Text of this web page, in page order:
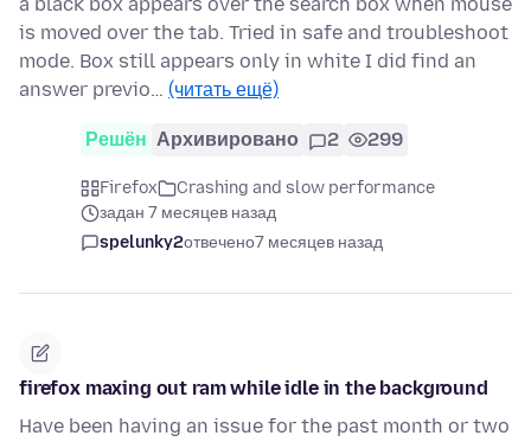
a black box appears over the search box when mouse
is moved over the tab. Tried in safe and troubleshoot
mode. Box still appears only in white I did find an
answer previo… (читать ещё)
Решён Архивировано 2 299
Firefox
Crashing and slow performance
задан 7 месяцев назад
spelunky2отвечено7 месяцев назад
firefox maxing out ram while idle in the background
Have been having an issue for the past month or two